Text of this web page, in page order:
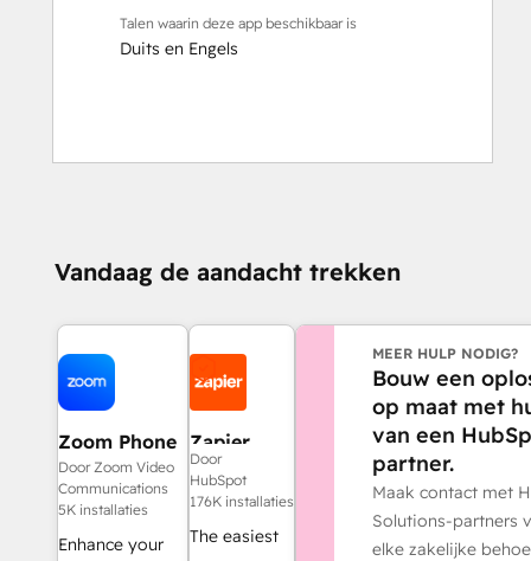
Talen waarin deze app beschikbaar is
Duits en Engels
Vandaag de aandacht trekken
Zoom Phone
for HubSpot
Door Zoom Video
Communications
5K installaties
Enhance your
Zapier
Door
HubSpot
176K installaties
The easiest
MEER HULP NODIG?
Bouw een
op maat met
van een
partner.
Maak contact met
Solutions-partners
elke zakelijke